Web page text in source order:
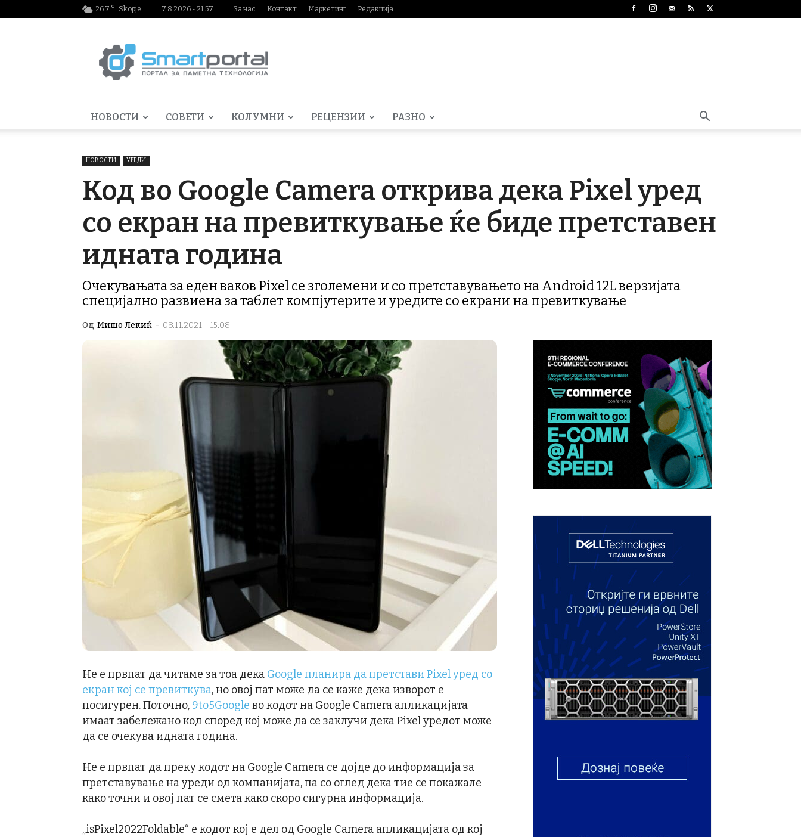
26.7 C Skopje 7.8.2026 - 21:57 За нас Контакт Маркетинг Редакција
НОВОСТИ СОВЕТИ КОЛУМНИ РЕЦЕНЗИИ РАЗНО
НОВОСТИ УРЕДИ
Код во Google Camera открива дека Pixel уред
со екран на превиткување ќе биде претставен
идната година
Очекувањата за еден ваков Pixel се зголемени и со претставувањето на Android 12L верзијата
специјално развиена за таблет компјутерите и уредите со екрани на превиткување
Од Мишо Лекиќ - 08.11.2021 - 15:08
Не е првпат да читаме за тоа дека Google планира да претстави Pixel уред со
екран кој се превиткува, но овој пат може да се каже дека изворот е
посигурен. Поточно, 9to5Google во кодот на Google Camera апликацијата
имаат забележано код според кој може да се заклучи дека Pixel уредот може
да се очекува идната година.
Не е првпат да преку кодот на Google Camera се дојде до информација за
претставување на уреди од компанијата, па со оглед дека тие се покажале
како точни и овој пат се смета како скоро сигурна информација.
„isPixel2022Foldable“ е кодот кој е дел од Google Camera апликацијата од кој